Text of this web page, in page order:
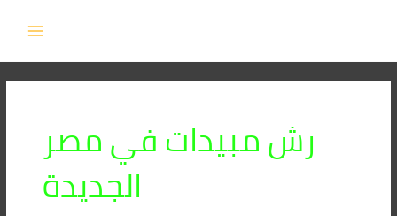
رش مبيدات في مصر
الجديدة